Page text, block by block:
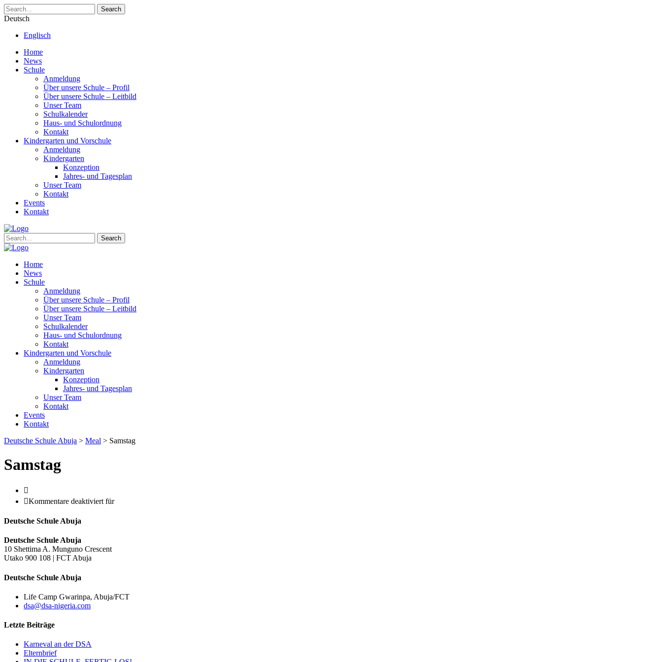
Search
Deutsch
Englisch
Home
News
Schule
Anmeldung
Über unsere Schule – Profil
Über unsere Schule – Leitbild
Unser Team
Schulkalender
Haus- und Schulordnung
Kontakt
Kindergarten und Vorschule
Anmeldung
Kindergarten
Konzeption
Jahres- und Tagesplan
Unser Team
Kontakt
Events
Kontakt
Search
Home
News
Schule
Anmeldung
Über unsere Schule – Profil
Über unsere Schule – Leitbild
Unser Team
Schulkalender
Haus- und Schulordnung
Kontakt
Kindergarten und Vorschule
Anmeldung
Kindergarten
Konzeption
Jahres- und Tagesplan
Unser Team
Kontakt
Events
Kontakt
Deutsche Schule Abuja > Meal > Samstag
Samstag
Kommentare deaktiviert für
Deutsche Schule Abuja
Deutsche Schule Abuja
10 Shettima A. Munguno Crescent
Utako 900 108 | FCT Abuja
Deutsche Schule Abuja
Life Camp Gwarinpa, Abuja/FCT
dsa@dsa-nigeria.com
Letzte Beiträge
Karneval an der DSA
Elternbrief